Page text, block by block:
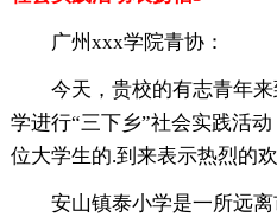
广州xxx学院青协：
今天，贵校的有志青年
学进行“三下乡”社会实践活
位大学生的.到来表示热烈的
安山镇泰小学是一所远